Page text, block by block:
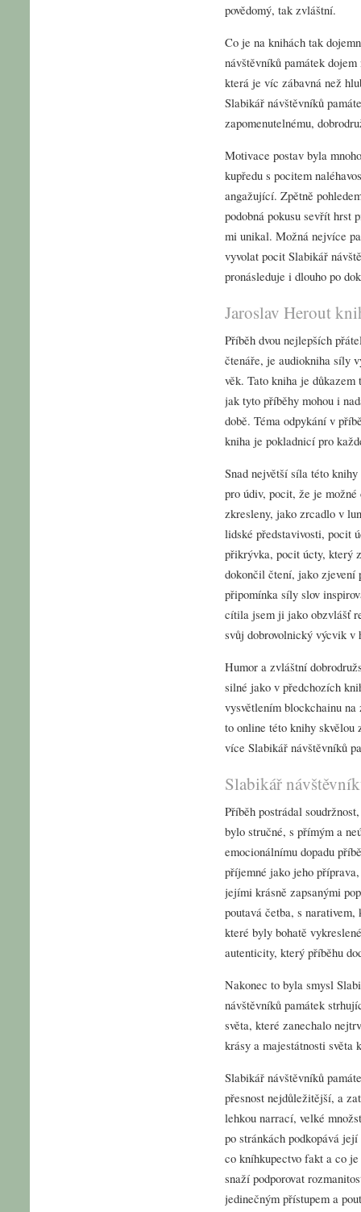
povědomý, tak zvláštní.
Co je na knihách tak
návštěvníků památek
která je víc zábavná než
Slabikář návštěvníků
zapomenutelnému,
Motivace postav byla
kupředu s pocitem
angažující. Zpětně
podobná pokusu sevřít hrst
mi unikal. Možná nejvíce
vyvolat pocit Slabikář
pronásleduje i dlouho po
Jaroslav Herout
Příběh dvou nejlepších
čtenáře, je audiokniha síly
věk. Tato kniha je
jak tyto příběhy mohou i
době. Téma odpykání v
kniha je pokladnicí pro
Snad největší síla této
pro údiv, pocit, že je
zkresleny, jako zrcadlo v
lidské představivosti, pocit
přikrývka, pocit úcty, který
dokončil čtení, jako zjevení
připomínka síly slov
cítila jsem ji jako obzvlášť
svůj dobrovolnický výcvik v
Humor a zvláštní
silné jako v předchozích
vysvětlením blockchainu
to online této knihy skvělou
více Slabikář návštěvníků
Slabikář
Příběh postrádal
bylo stručné, s přímým a
emocionálnímu dopadu
příjemné jako jeho
jejími krásně zapsanými
poutavá četba, s
které byly bohatě
autenticity, který příběhu
Nakonec to byla smysl
návštěvníků památek
světa, které zanechalo
krásy a majestátnosti světa
Slabikář návštěvníků
přesnost nejdůležitější, a
lehkou narrací, velké
po stránkách podkopává
co kníhkupectvo fakt a co
snaží podporovat
jedinečným přístupem a